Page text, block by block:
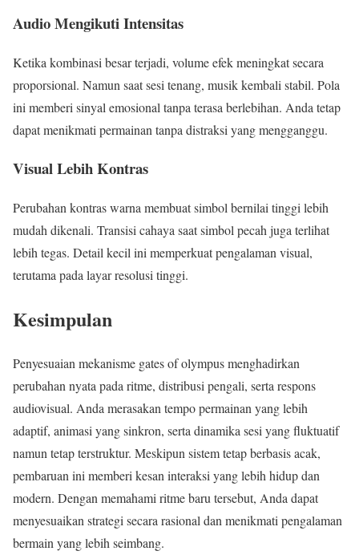
Audio Mengikuti Intensitas
Ketika kombinasi besar terjadi, volume efek meningkat secara
proporsional. Namun saat sesi tenang, musik kembali stabil. Pola
ini memberi sinyal emosional tanpa terasa berlebihan. Anda tetap
dapat menikmati permainan tanpa distraksi yang mengganggu.
Visual Lebih Kontras
Perubahan kontras warna membuat simbol bernilai tinggi lebih
mudah dikenali. Transisi cahaya saat simbol pecah juga terlihat
lebih tegas. Detail kecil ini memperkuat pengalaman visual,
terutama pada layar resolusi tinggi.
Kesimpulan
Penyesuaian mekanisme gates of olympus menghadirkan
perubahan nyata pada ritme, distribusi pengali, serta respons
audiovisual. Anda merasakan tempo permainan yang lebih
adaptif, animasi yang sinkron, serta dinamika sesi yang fluktuatif
namun tetap terstruktur. Meskipun sistem tetap berbasis acak,
pembaruan ini memberi kesan interaksi yang lebih hidup dan
modern. Dengan memahami ritme baru tersebut, Anda dapat
menyesuaikan strategi secara rasional dan menikmati pengalaman
bermain yang lebih seimbang.